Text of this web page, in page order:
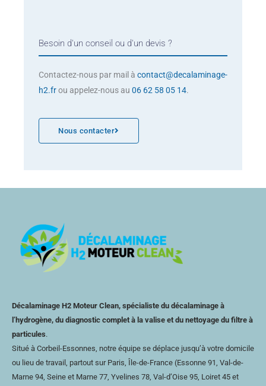
Besoin d'un conseil ou d'un devis ?
Contactez-nous par mail à contact@decalaminage-
h2.frou appelez-nous au 06 62 58 05 14.
Nous contacter
Décalaminage H2 Moteur Clean, spécialiste du décalaminage à
l’hydrogène, du diagnostic complet à la valise et du nettoyage du filtre à
particules.
Situé à Corbeil-Essonnes, notre équipe se déplace jusqu’à votre domicile
ou lieu de travail, partout sur Paris, Île-de-France (Essonne 91, Val-de-
Marne 94, Seine et Marne 77, Yvelines 78, Val-d’Oise 95, Loiret 45 et